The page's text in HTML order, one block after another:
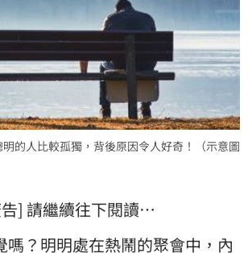
的人比較孤獨，背後原因令人好奇！（示意圖
] 請繼續往下閱讀…
嗎？明明處在熱鬧的聚會中，內